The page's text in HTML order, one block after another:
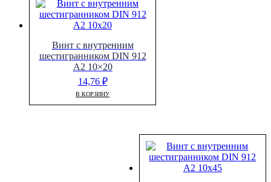
Винт с внутренним
шестигранником DIN 912
A2 10×20
14,76 ₽
В КОРЗИНУ